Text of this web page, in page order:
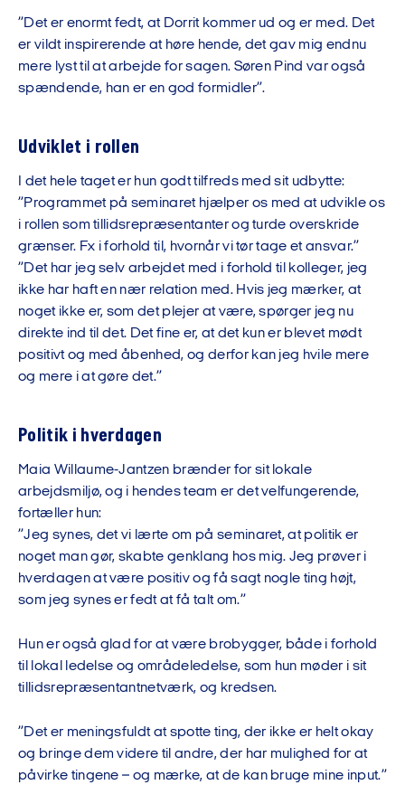
”Det er enormt fedt, at Dorrit kommer ud og er med. Det
er vildt inspirerende at høre hende, det gav mig endnu
mere lyst til at arbejde for sagen. Søren Pind var også
spændende, han er en god formidler”.
Udviklet i rollen
I det hele taget er hun godt tilfreds med sit udbytte:
”Programmet på seminaret hjælper os med at udvikle os
i rollen som tillidsrepræsentanter og turde overskride
grænser. Fx i forhold til, hvornår vi tør tage et ansvar.”
”Det har jeg selv arbejdet med i forhold til kolleger, jeg
ikke har haft en nær relation med. Hvis jeg mærker, at
noget ikke er, som det plejer at være, spørger jeg nu
direkte ind til det. Det fine er, at det kun er blevet mødt
positivt og med åbenhed, og derfor kan jeg hvile mere
og mere i at gøre det.”
Politik i hverdagen
Maia Willaume-Jantzen brænder for sit lokale
arbejdsmiljø, og i hendes team er det velfungerende,
fortæller hun:
”Jeg synes, det vi lærte om på seminaret, at politik er
noget man gør, skabte genklang hos mig. Jeg prøver i
hverdagen at være positiv og få sagt nogle ting højt,
som jeg synes er fedt at få talt om.”
Hun er også glad for at være brobygger, både i forhold
til lokal ledelse og områdeledelse, som hun møder i sit
tillidsrepræsentantnetværk, og kredsen.
”Det er meningsfuldt at spotte ting, der ikke er helt okay
og bringe dem videre til andre, der har mulighed for at
påvirke tingene – og mærke, at de kan bruge mine input.”